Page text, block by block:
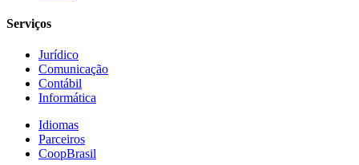
Serviços
Jurídico
Comunicação
Contábil
Informática
Idiomas
Parceiros
CoopBrasil